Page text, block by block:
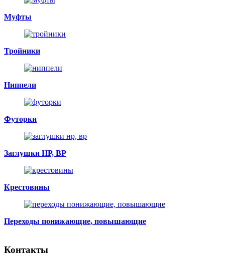
Муфты
Тройники
Ниппели
Футорки
Заглушки НР, ВР
Крестовины
Переходы понижающие, повышающие
Контакты